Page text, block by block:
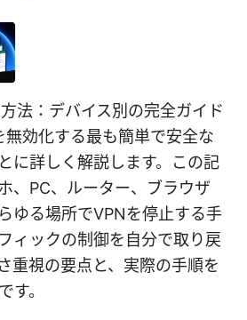
法：デバイス別の完全ガイド
無効化する最も簡単で安全な
に詳しく解説します。この記
、PC、ルーター、ブラウザ
ゆる場所でVPNを停止する手
ィックの制御を自分で取り戻
重視の要点と、実際の手順を
す。